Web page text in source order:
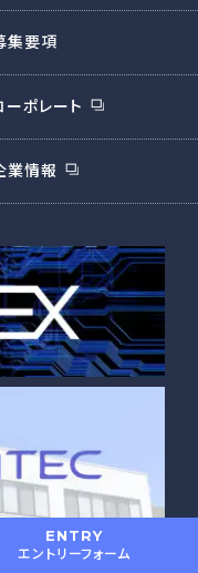
集要項
ーポレート
業情報
ENTRY
エントリーフォーム